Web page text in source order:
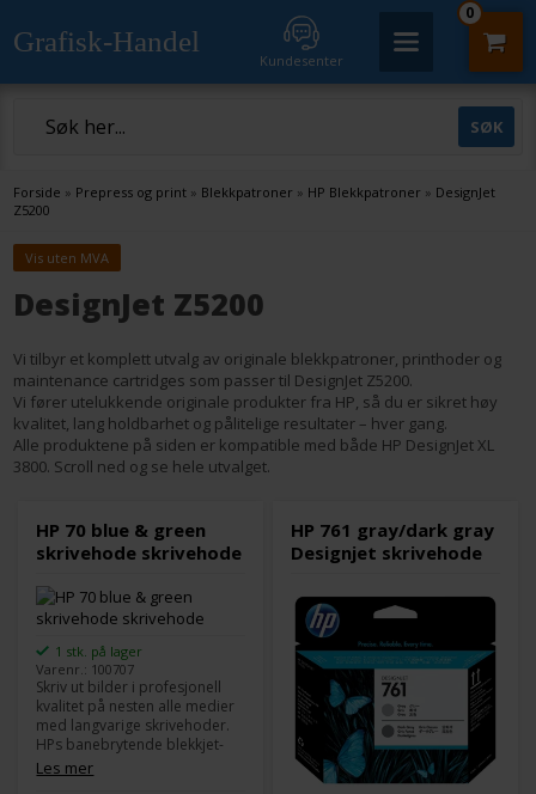
Grafisk-Handel
Kundesenter
0
Forside » Prepress og print » Blekkpatroner » HP Blekkpatroner » DesignJet
Z5200
Vis uten MVA
DesignJet Z5200
Vi tilbyr et komplett utvalg av originale blekkpatroner, printhoder og
maintenance cartridges som passer til DesignJet Z5200.
Vi fører utelukkende originale produkter fra HP, så du er sikret høy
kvalitet, lang holdbarhet og pålitelige resultater – hver gang.
Alle produktene på siden er kompatible med både HP DesignJet XL
3800. Scroll ned og se hele utvalget.
HP 70 blue & green
skrivehode skrivehode
1 stk. på lager
Varenr.: 100707
Skriv ut bilder i profesjonell
kvalitet på nesten alle medier
med langvarige skrivehoder.
HPs banebrytende blekkjet-
teknologi med HP Vivera
pigmentbasert blekk er ideell
Les mer
HP 761 gray/dark gray
Designjet skrivehode